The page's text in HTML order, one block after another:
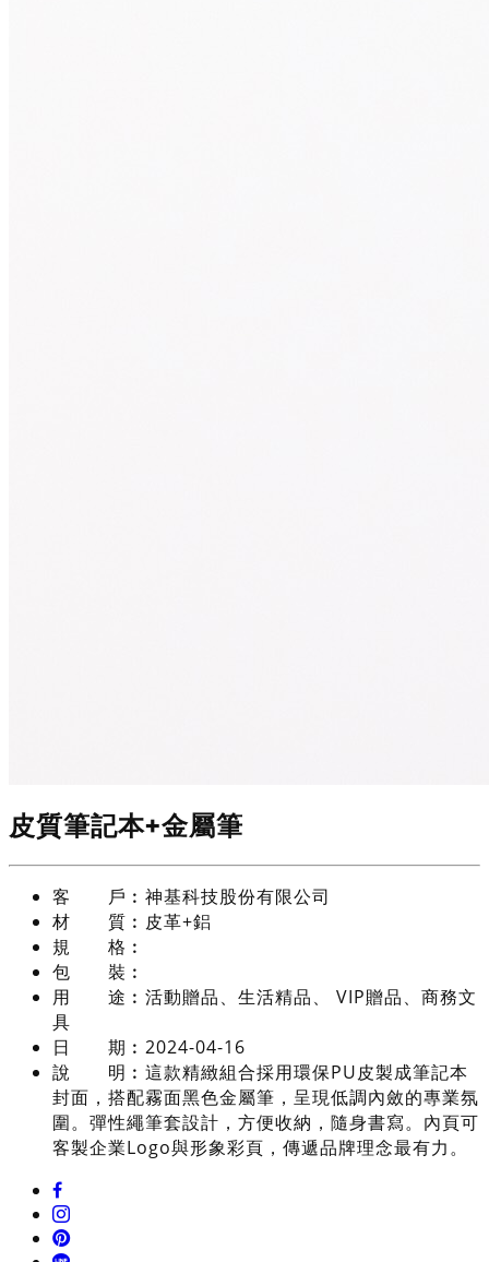
皮質筆記本+金屬筆
客 戶︰ 神基科技股份有限公司
材 質︰ 皮革+鋁
規 格︰
包 裝︰
用 途︰ 活動贈品、生活精品、 VIP贈品、商務文
具
日 期︰ 2024-04-16
說 明︰ 這款精緻組合採用環保PU皮製成筆記本
封面，搭配霧面黑色金屬筆，呈現低調內斂的專業氛
圍。彈性繩筆套設計，方便收納，隨身書寫。內頁可
客製企業Logo與形象彩頁，傳遞品牌理念最有力。